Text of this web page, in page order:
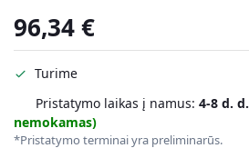
96,34€
Turime
Pristatymo laikas į namus: 4-8 d. d.
nemokamas)
*Pristatymo terminai yra preliminarūs.